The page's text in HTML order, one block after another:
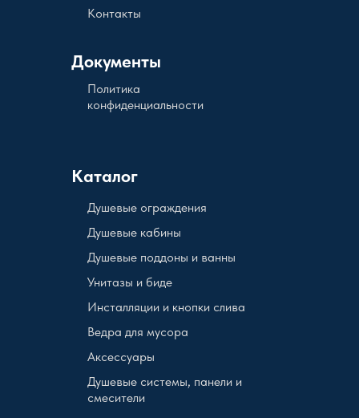
Документы
Политика
конфиденциальности
Контакты
Каталог
Душевые кабины
Душевые поддоны и ванны
Унитазы и биде
Инсталляции и кнопки слива
Ведра для мусора
Аксессуары
Душевые системы, панели и
смесители
Душевые ограждения